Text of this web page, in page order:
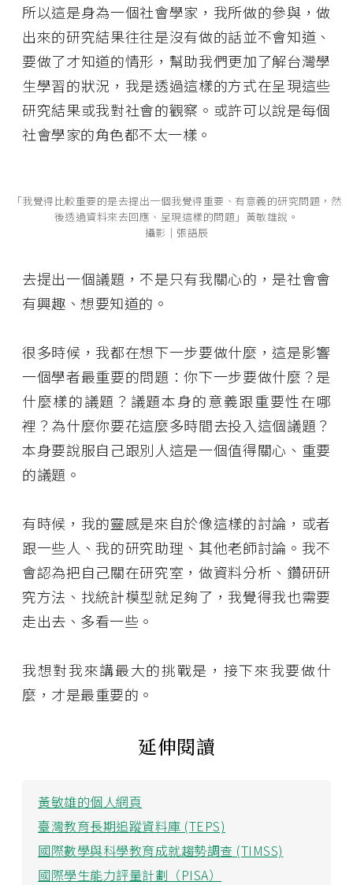
所以這是身為一個社會學家，我所做的參與，做
出來的研究結果往往是沒有做的話並不會知道、
要做了才知道的情形，幫助我們更加了解台灣學
生學習的狀況，我是透過這樣的方式在呈現這些
研究結果或我對社會的觀察。或許可以說是每個
社會學家的角色都不太一樣。
「我覺得比較重要的是去提出一個我覺得重要、有意義的研究問題，然
後透過資料來去回應、呈現這樣的問題」黃敏雄說。
攝影│張語辰
去提出一個議題，不是只有我關心的，是社會會
有興趣、想要知道的。
很多時候，我都在想下一步要做什麼，這是影響
一個學者最重要的問題：你下一步要做什麼？是
什麼樣的議題？議題本身的意義跟重要性在哪
裡？為什麼你要花這麼多時間去投入這個議題？
本身要說服自己跟別人這是一個值得關心、重要
的議題。
有時候，我的靈感是來自於像這樣的討論，或者
跟一些人、我的研究助理、其他老師討論。我不
會認為把自己關在研究室，做資料分析、鑽研研
究方法、找統計模型就足夠了，我覺得我也需要
走出去、多看一些。
我想對我來講最大的挑戰是，接下來我要做什
麼，才是最重要的。
延伸閱讀
黃敏雄的個人網頁
臺灣教育長期追蹤資料庫 (TEPS)
國際數學與科學教育成就趨勢調查 (TIMSS)
國際學生能力評量計劃（PISA）